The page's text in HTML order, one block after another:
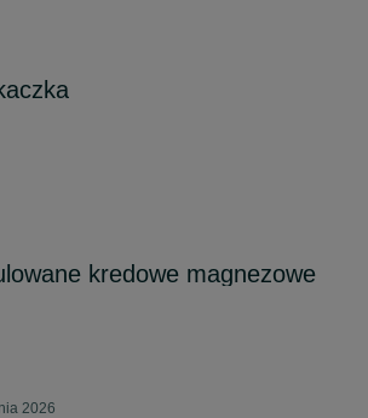
kredowe magnezowe
2026